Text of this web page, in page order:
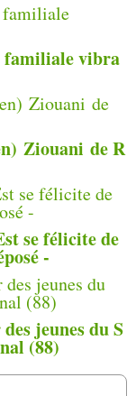
familiale vibra
Ziouani de R
se félicite de
-
jeunes du S
(88)